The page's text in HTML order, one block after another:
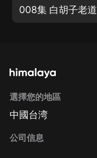
008集 白胡子老道
選擇您的地區
中國台湾
公司信息